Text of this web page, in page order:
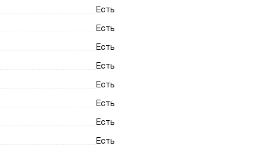
Есть
Есть
Есть
Есть
Есть
Есть
Есть
Есть